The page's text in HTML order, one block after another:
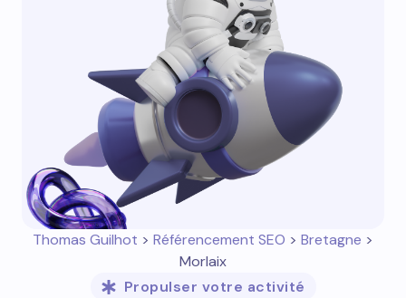
Thomas Guilhot > Référencement SEO > Bretagne >
Morlaix
Propulser votre activité